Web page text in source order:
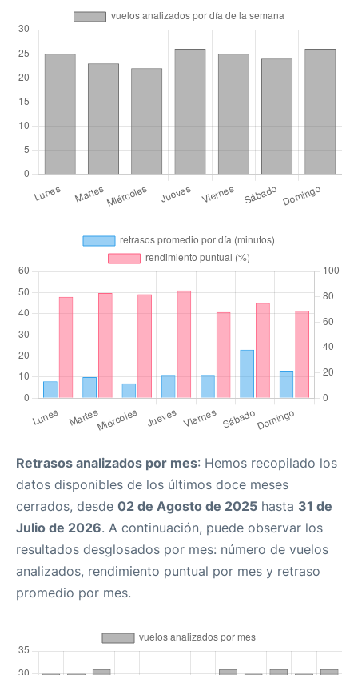
Retrasos analizados por mes: Hemos recopilado los
datos disponibles de los últimos doce meses
cerrados, desde 02 de Agosto de 2025 hasta 31 de
Julio de 2026. A continuación, puede observar los
resultados desglosados por mes: número de vuelos
analizados, rendimiento puntual por mes y retraso
promedio por mes.